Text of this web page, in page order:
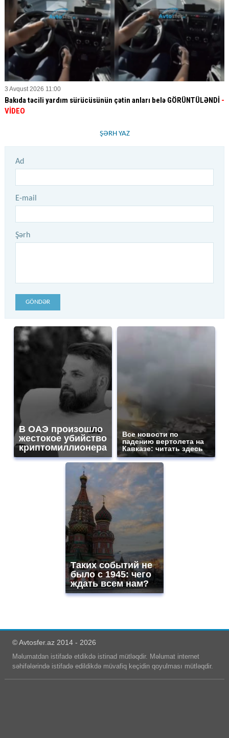
3 Avqust 2026 11:00
Bakıda təcili yardım sürücüsünün çətin anları belə GÖRÜNTÜLƏNDİ -
VİDEO
ŞƏRH YAZ
Ad
E-mail
Şərh
GÖNDƏR
В ОАЭ произошло
жестокое убийство
криптомиллионера
Все новости по
падению вертолета на
Кавказе: читать здесь
Таких событий не
было с 1945: чего
ждать всем нам?
© Avtosfer.az 2014 - 2026
Məlumatdan istifadə etdikdə istinad mütləqdir. Məlumat internet
səhifələrində istifadə edildikdə müvafiq keçidin qoyulması mütləqdir.